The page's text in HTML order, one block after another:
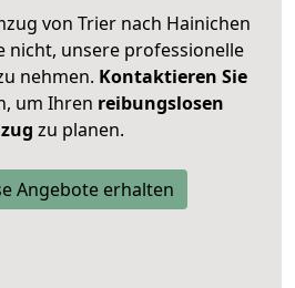
von Trier nach Hainichen
nicht, unsere professionelle
nehmen. Kontaktieren Sie
um Ihren reibungslosen
zu planen.
Angebote erhalten